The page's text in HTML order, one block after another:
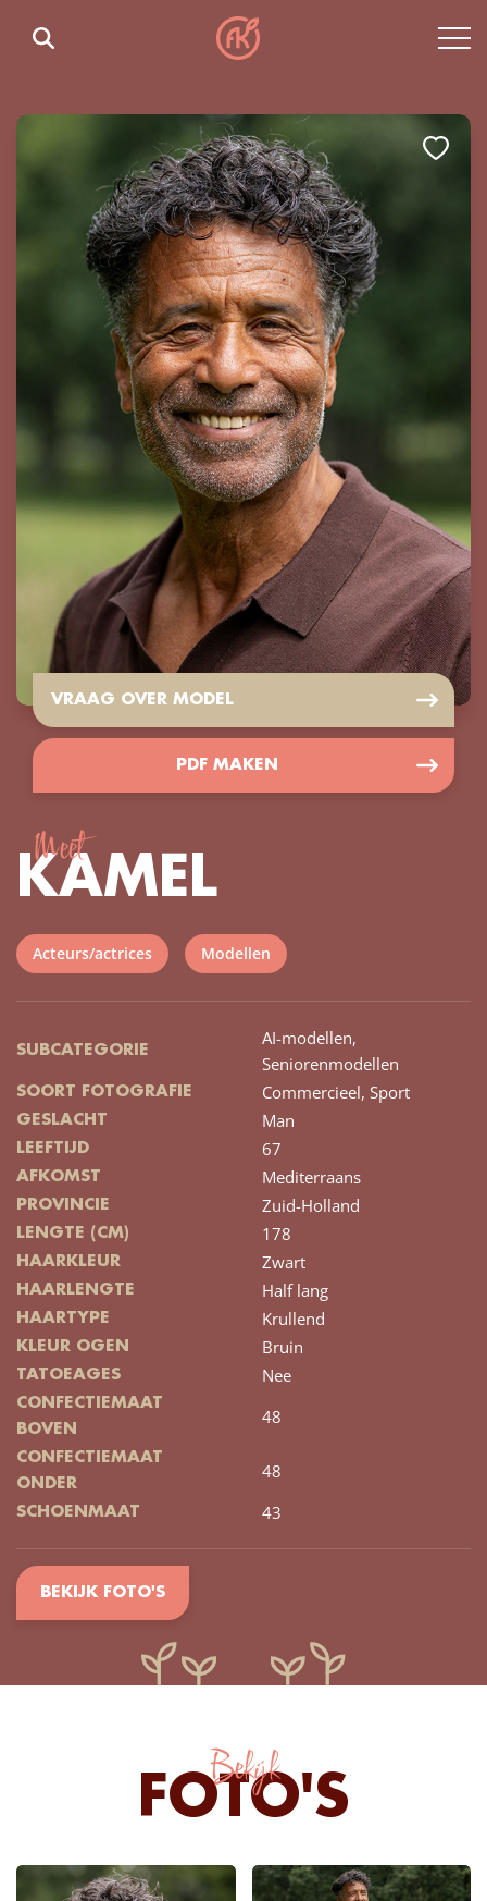
VRAAG OVER MODEL
PDF MAKEN
Meet
KAMEL
Acteurs/actrices Modellen
SUBCATEGORIE
AI-modellen,
Seniorenmodellen
SOORT FOTOGRAFIE Commercieel, Sport
GESLACHT Man
LEEFTIJD 67
AFKOMST Mediterraans
PROVINCIE Zuid-Holland
LENGTE (CM) 178
HAARKLEUR Zwart
HAARLENGTE Half lang
HAARTYPE Krullend
KLEUR OGEN Bruin
TATOEAGES Nee
CONFECTIEMAAT
BOVEN
48
CONFECTIEMAAT
ONDER
48
SCHOENMAAT 43
BEKIJK FOTO'S
Bekijk
FOTO'S